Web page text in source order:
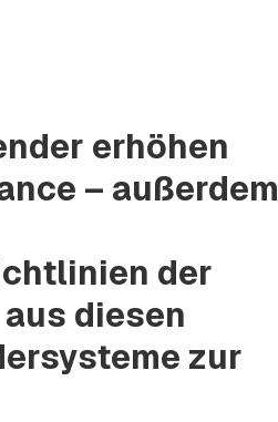
erhöhen
– außerdem
der
aus diesen
zur